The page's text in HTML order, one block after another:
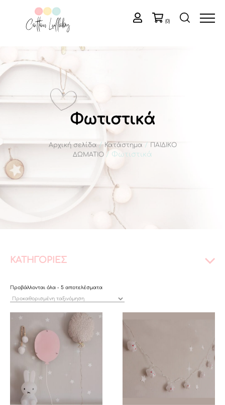
(0)
Φωτιστικά
Αρχική σελίδα/ Κατάστημα / ΠΑΙΔΙΚΟ
ΔΩΜΑΤΙΟ / Φωτιστικά
ΚΑΤΗΓΟΡΙΕΣ
Προβάλλονται όλα - 5 αποτελέσματα